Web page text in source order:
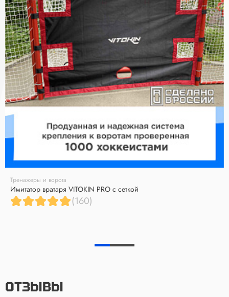
Тренажеры и ворота
Имитатор вратаря VITOKIN PRO с сеткой
(160)
ОТЗЫВЫ